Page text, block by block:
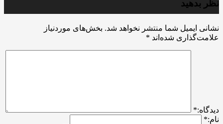
نظر بدهید
نشانی ایمیل شما منتشر نخواهد شد. بخش‌های موردنیاز
علامت‌گذاری شده‌اند *
ديدگاه:*
نام:*